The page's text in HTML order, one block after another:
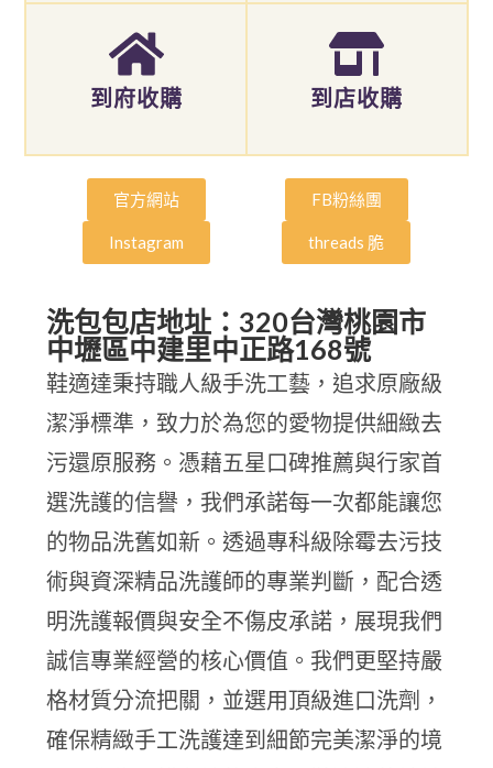
到府收購 到店收購
官方網站 FB粉絲團
Instagram threads 脆
洗包包店地址：320台灣桃園市
中壢區中建里中正路168號
鞋適達秉持職人級手洗工藝，追求原廠級
潔淨標準，致力於為您的愛物提供細緻去
污還原服務。憑藉五星口碑推薦與行家首
選洗護的信譽，我們承諾每一次都能讓您
的物品洗舊如新。透過專科級除霉去污技
術與資深精品洗護師的專業判斷，配合透
明洗護報價與安全不傷皮承諾，展現我們
誠信專業經營的核心價值。我們更堅持嚴
格材質分流把關，並選用頂級進口洗劑，
確保精緻手工洗護達到細節完美潔淨的境